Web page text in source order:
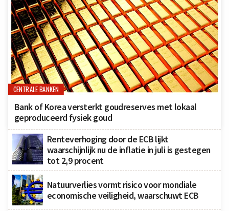
CENTRALE BANKEN
Bank of Korea versterkt goudreserves met lokaal
geproduceerd fysiek goud
Renteverhoging door de ECB lijkt
waarschijnlijk nu de inflatie in juli is gestegen
tot 2,9 procent
Natuurverlies vormt risico voor mondiale
economische veiligheid, waarschuwt ECB